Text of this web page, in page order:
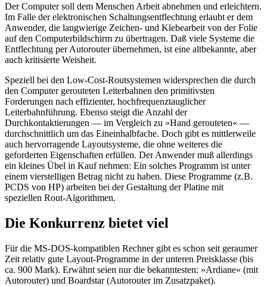
Der Computer soll dem Menschen Arbeit abnehmen und erleichtern.
Im Falle der elektronischen Schaltungsentflechtung erlaubt er dem
Anwender, die langwierige Zeichen- und Klebearbeit von der Folie
auf den Computerbildschirm zu übertragen. Daß viele Systeme die
Entflechtung per Autorouter übernehmen, ist eine altbekannte, aber
auch kritisierte Weisheit.
Speziell bei den Low-Cost-Routsystemen widersprechen die durch
den Computer gerouteten Leiterbahnen den primitivsten
Forderungen nach effizienter, hochfrequenztauglicher
Leiterbahnführung. Ebenso steigt die Anzahl der
Durchkontaktierungen — im Vergleich zu »Hand gerouteten« —
durchschnittlich um das Eineinhalbfache. Doch gibt es mittlerweile
auch hervorragende Layoutsysteme, die ohne weiteres die
geforderten Eigenschaften erfüllen. Der Anwender muß allerdings
ein kleines Übel in Kauf nehmen: Ein solches Programm ist unter
einem vierstelligen Betrag nicht zu haben. Diese Programme (z.B.
PCDS von HP) arbeiten bei der Gestaltung der Platine mit
speziellen Rout-Algorithmen.
Die Konkurrenz bietet viel
Für die MS-DOS-kompatiblen Rechner gibt es schon seit geraumer
Zeit relativ gute Layout-Programme in der unteren Preisklasse (bis
ca. 900 Mark). Erwähnt seien nur die bekanntesten: »Ardiane« (mit
Autorouter) und Boardstar (Autorouter im Zusatzpaket).